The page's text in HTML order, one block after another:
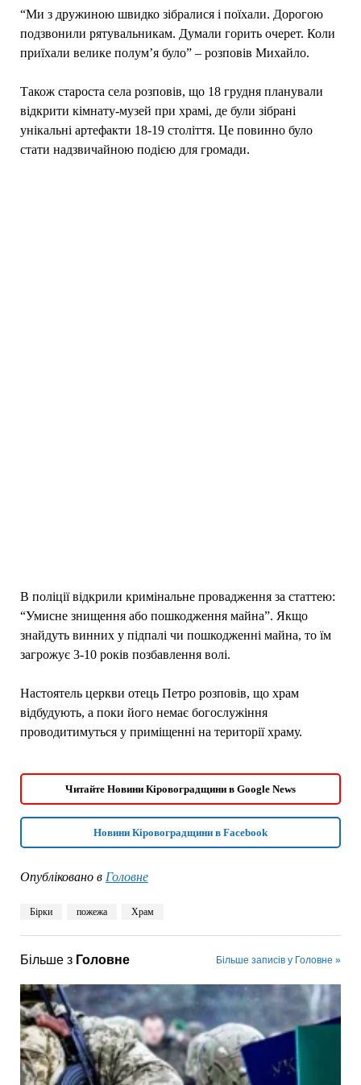
“Ми з дружиною швидко зібралися і поїхали. Дорогою
подзвонили рятувальникам. Думали горить очерет. Коли
приїхали велике полум’я було” – розповів Михайло.
Також староста села розповів, що 18 грудня планували
відкрити кімнату-музей при храмі, де були зібрані
унікальні артефакти 18-19 століття. Це повинно було
стати надзвичайною подією для громади.
В поліції відкрили кримінальне провадження за статтею:
“Умисне знищення або пошкодження майна”. Якщо
знайдуть винних у підпалі чи пошкодженні майна, то їм
загрожує 3-10 років позбавлення волі.
Настоятель церкви отець Петро розповів, що храм
відбудують, а поки його немає богослужіння
проводитимуться у приміщенні на території храму.
Читайте Новини Кіровоградщини в Google News
Новини Кіровоградщини в Facebook
Опубліковано в Головне
Бірки пожежа Храм
Більше з Головне Більше записів у Головне »